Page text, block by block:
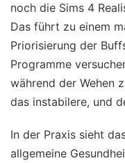
noch die Sims 4
Das führt zu einem
Priorisierung der
Programme
während der Wehen
das instabilere, und
In der Praxis sieht
allgemeine